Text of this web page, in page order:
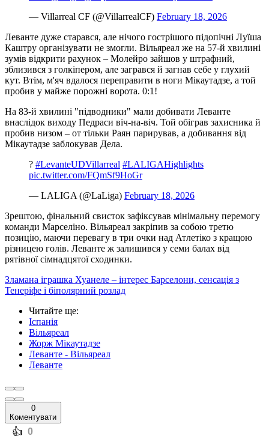
— Villarreal CF (@VillarrealCF) February 18, 2026
Леванте дуже старався, але нічого гострішого підопічні Луїша
Каштру організувати не змогли. Вільяреал же на 57-й хвилині
зумів відкрити рахунок – Молейро зайшов у штрафний,
зблизився з голкіпером, але загрався й загнав себе у глухий
кут. Втім, м'яч вдалося переправити в ноги Мікаутадзе, а той
пробив у майже порожні ворота. 0:1!
На 83-й хвилині "підводники" мали добивати Леванте
внаслідок виходу Педраси віч-на-віч. Той обіграв захисника й
пробив низом – от тільки Раян парирував, а добивання від
Мікаутадзе заблокував Дела.
? #LevanteUDVillarreal #LALIGAHighlights
pic.twitter.com/FQmSf9HoGr
— LALIGA (@LaLiga) February 18, 2026
Зрештою, фінальний свисток зафіксував мінімальну перемогу
команди Марселіно. Вільяреал закріпив за собою третю
позицію, маючи перевагу в три очки над Атлетіко з кращою
різницею голів. Леванте ж залишився у семи балах від
рятівної сімнадцятої сходинки.
Зламана іграшка Хуанеле – інтерес Барселони, сенсація з
Тенеріфе і біполярний розлад
Читайте ще:
Іспанія
Вільяреал
Жорж Мікаутадзе
Леванте - Вільяреал
Леванте
0
Коментувати
️👍 0